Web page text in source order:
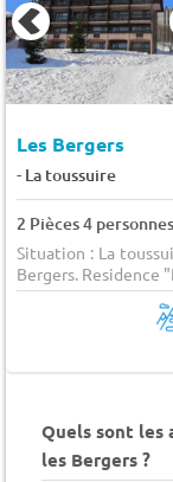
Les Bergers
- La toussuire
2 Pièces 4
Situation : La
Bergers. Residence
Quels sont les
les Bergers ?